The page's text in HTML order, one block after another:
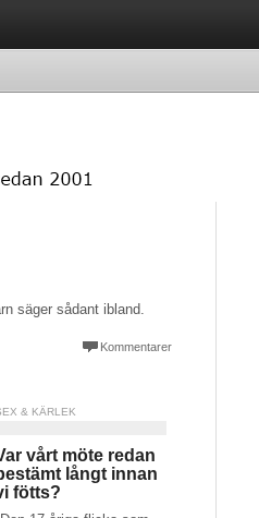
säger sådant ibland.
Kommentarer
& KÄRLEK
vårt möte redan
långt innan
fötts?